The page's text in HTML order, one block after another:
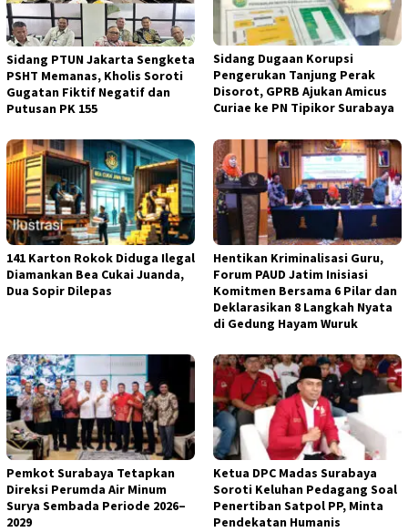
Sidang PTUN Jakarta Sengketa
PSHT Memanas, Kholis Soroti
Gugatan Fiktif Negatif dan
Putusan PK 155
Sidang Dugaan Korupsi
Pengerukan Tanjung Perak
Disorot, GPRB Ajukan Amicus
Curiae ke PN Tipikor Surabaya
141 Karton Rokok Diduga Ilegal
Diamankan Bea Cukai Juanda,
Dua Sopir Dilepas
Hentikan Kriminalisasi Guru,
Forum PAUD Jatim Inisiasi
Komitmen Bersama 6 Pilar dan
Deklarasikan 8 Langkah Nyata
di Gedung Hayam Wuruk
Pemkot Surabaya Tetapkan
Direksi Perumda Air Minum
Surya Sembada Periode 2026–
2029
Ketua DPC Madas Surabaya
Soroti Keluhan Pedagang Soal
Penertiban Satpol PP, Minta
Pendekatan Humanis